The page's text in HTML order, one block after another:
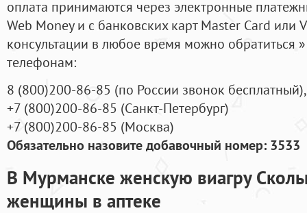
оплата принимаются через электронные
Web Money и с банковских карт Master Card или
консультации в любое время можно обратиться
телефонам:
8 (800)200-86-85 (по России звонок бесплатный),
+7 (800)200-86-85 (Санкт-Петербург)
+7 (800)200-86-85 (Москва)
Обязательно назовите добавочный номер: 3533
В Мурманске женскую виагру
женщины в аптеке